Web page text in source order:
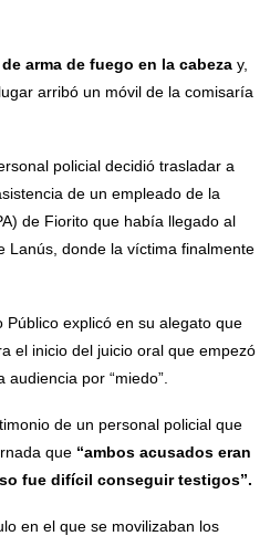
arma de fuego en la cabeza y,
arribó un móvil de la comisaría
policial decidió trasladar a
de un empleado de la
de Fiorito que había llegado al
Lanús, donde la víctima finalmente
explicó en su alegato que
el inicio del juicio oral que empezó
por “miedo”.
de un personal policial que
que “ambos acusados eran
fue difícil conseguir testigos”.
en el que se movilizaban los